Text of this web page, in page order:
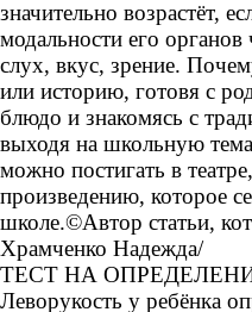
значительно возрастёт,
модальности его органов
слух, вкус, зрение.
или историю, готовя с
блюдо и знакомясь с
выходя на школьную
можно постигать в
произведению, которое
школе.©Автор статьи,
Храмченко Надежда/
ТЕСТ НА
Леворукость у ребёнка